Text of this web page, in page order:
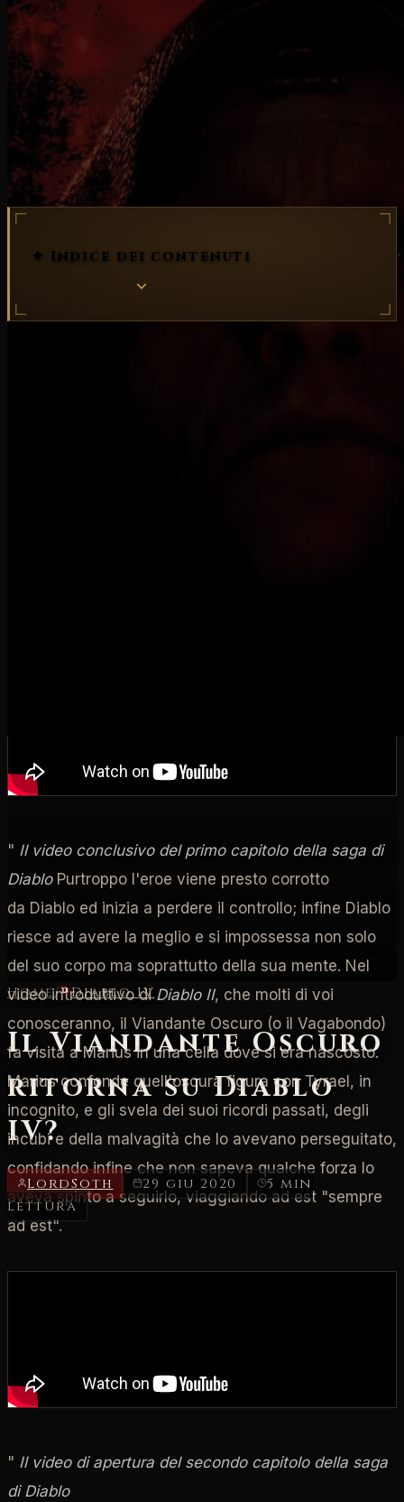
Home/ Diablo IV
Il Viandante Oscuro
ritorna su Diablo
IV?
LordSoth 29 giu 2020
5 min
lettura
✦ Indice dei contenuti
" Il video conclusivo del primo capitolo della saga di
DiabloPurtroppo l'eroe viene presto corrotto
da Diablo ed inizia a perdere il controllo; infine Diablo
riesce ad avere la meglio e si impossessa non solo
del suo corpo ma soprattutto della sua mente. Nel
video introduttivo diDiablo II, che molti di voi
conosceranno, il Viandante Oscuro (o il Vagabondo)
fa visita a Marius in una cella dove si era nascosto.
Marius confonde quell'oscura figura con Tyrael, in
incognito, e gli svela dei suoi ricordi passati, degli
incubi e della malvagità che lo avevano perseguitato,
confidando infine che non sapeva qualche forza lo
aveva spinto a seguirlo, viaggiando ad est "sempre
ad est".
" Il video di apertura del secondo capitolo della saga
di Diablo